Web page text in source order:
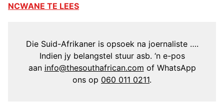
NCWANE TE LEES
Die Suid-Afrikaner is opsoek na joernaliste ….
Indien jy belangstel stuur asb. ‘n e-pos
aan info@thesouthafrican.com of WhatsApp
ons op 060 011 0211.